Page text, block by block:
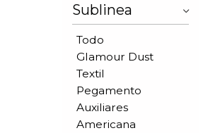
Sublinea
Todo
Glamour Dust
Textil
Pegamento
Auxiliares
Americana